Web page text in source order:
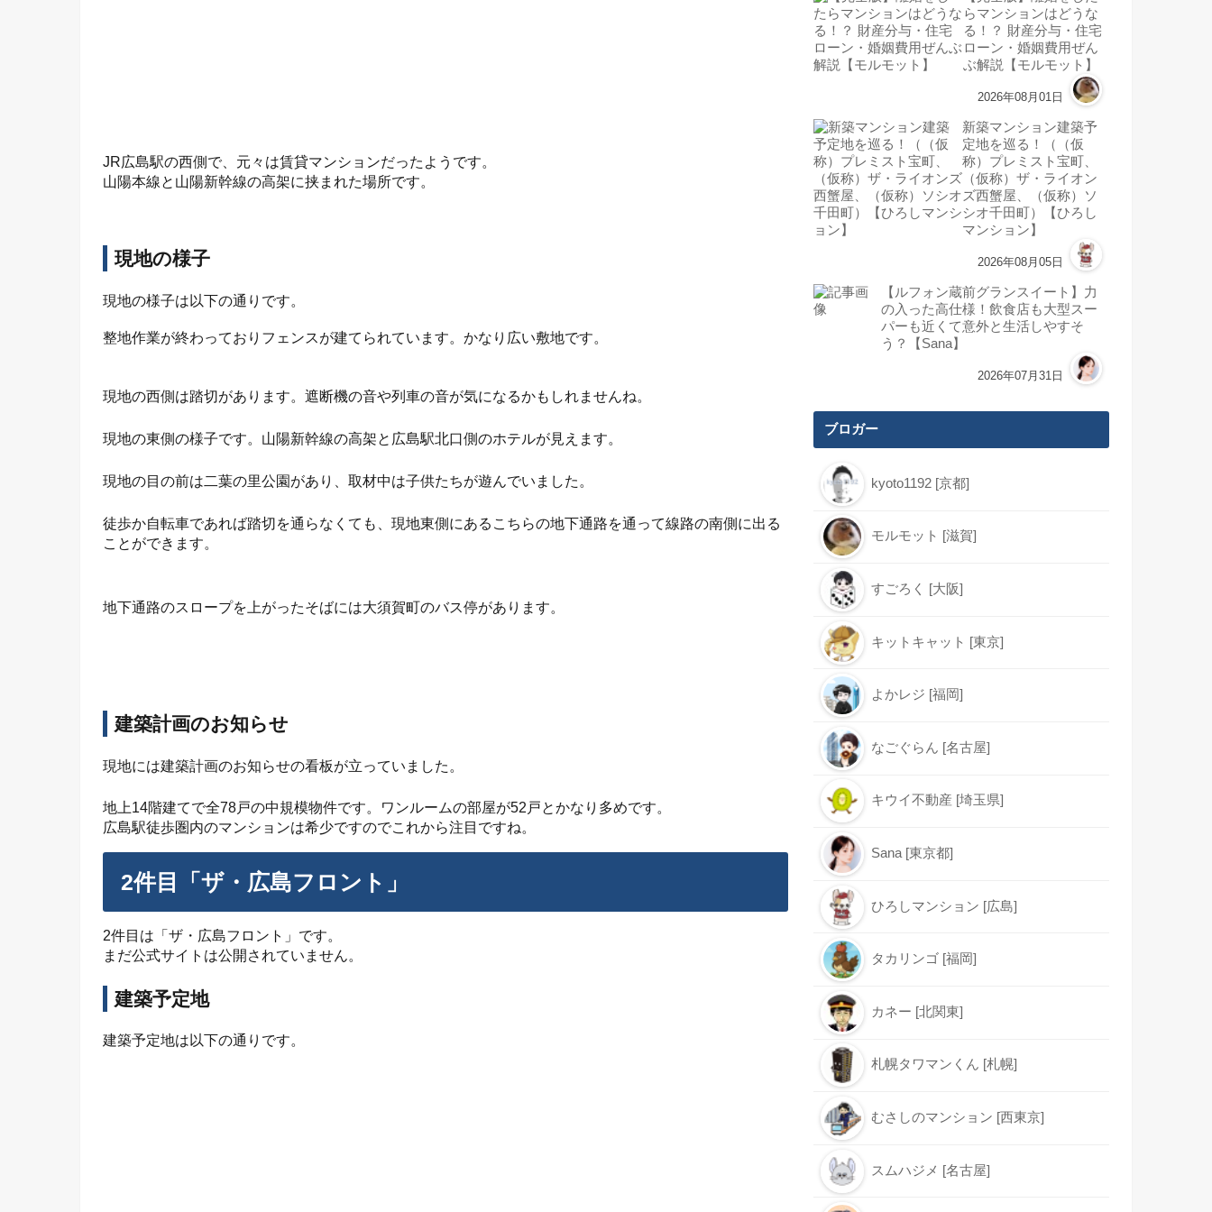
JR広島駅の西側で、元々は賃貸マンションだったようです。
山陽本線と山陽新幹線の高架に挟まれた場所です。
現地の様子
現地の様子は以下の通りです。
整地作業が終わっておりフェンスが建てられています。かなり広い敷地です。
現地の西側は踏切があります。遮断機の音や列車の音が気になるかもしれませんね。
現地の東側の様子です。山陽新幹線の高架と広島駅北口側のホテルが見えます。
現地の目の前は二葉の里公園があり、取材中は子供たちが遊んでいました。
徒歩か自転車であれば踏切を通らなくても、現地東側にあるこちらの地下通路を通って線路の南側に出る
ことができます。
地下通路のスロープを上がったそばには大須賀町のバス停があります。
建築計画のお知らせ
現地には建築計画のお知らせの看板が立っていました。
地上14階建てで全78戸の中規模物件です。ワンルームの部屋が52戸とかなり多めです。
広島駅徒歩圏内のマンションは希少ですのでこれから注目ですね。
2件目「ザ・広島フロント」
2件目は「ザ・広島フロント」です。
まだ公式サイトは公開されていません。
建築予定地
建築予定地は以下の通りです。
らマンションはどうな
る！？ 財産分与・住宅
ローン・婚姻費用ぜん
ぶ解説【モルモット】
2026年08月01日
新築マンション建築予
定地を巡る！（（仮
称）プレミスト宝町、
（仮称）ザ・ライオン
ズ西蟹屋、（仮称）ソ
シオ千田町）【ひろし
マンション】
2026年08月05日
【ルフォン蔵前グランスイート】力
の入った高仕様！飲食店も大型スー
パーも近くて意外と生活しやすそ
う？【Sana】
2026年07月31日
ブロガー
kyoto1192 [京都]
モルモット [滋賀]
すごろく [大阪]
キットキャット [東京]
よかレジ [福岡]
なごぐらん [名古屋]
キウイ不動産 [埼玉県]
Sana [東京都]
ひろしマンション [広島]
タカリンゴ [福岡]
カネー [北関東]
札幌タワマンくん [札幌]
むさしのマンション [西東京]
スムハジメ [名古屋]